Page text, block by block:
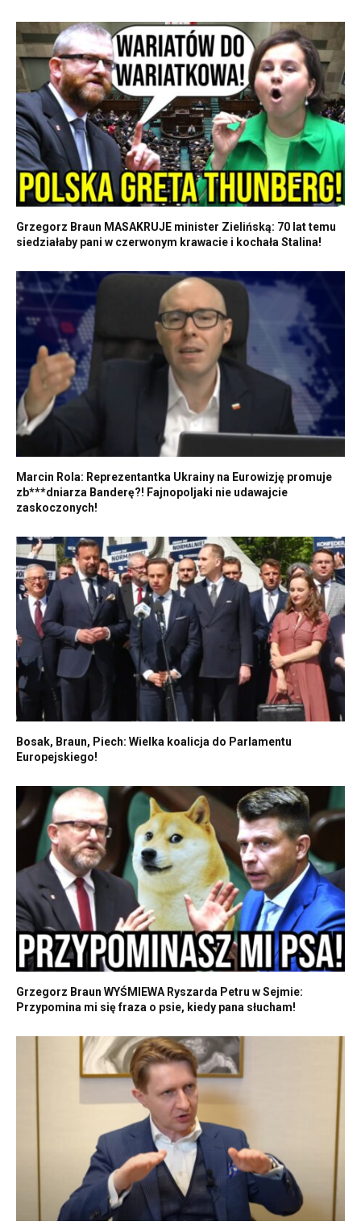
Grzegorz Braun MASAKRUJE minister Zielińską: 70 lat temu
siedziałaby pani w czerwonym krawacie i kochała Stalina!
Marcin Rola: Reprezentantka Ukrainy na Eurowizję promuje
zb***dniarza Banderę?! Fajnopoljaki nie udawajcie
zaskoczonych!
Bosak, Braun, Piech: Wielka koalicja do Parlamentu
Europejskiego!
Grzegorz Braun WYŚMIEWA Ryszarda Petru w Sejmie:
Przypomina mi się fraza o psie, kiedy pana słucham!